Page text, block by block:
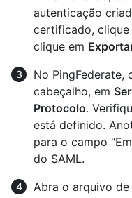
autenticação
certificado, clique
clique em
No PingFederate,
cabeçalho, em
Protocolo.
está definido.
para o campo
do SAML.
Abra o arquivo